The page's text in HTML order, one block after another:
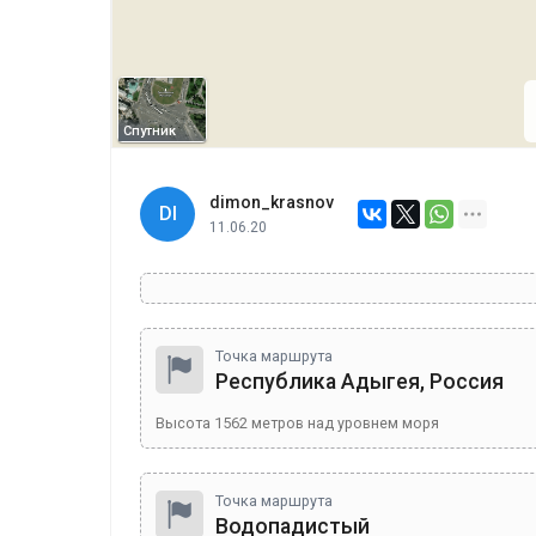
Спутник
DI
dimon_krasnov
11.06.20
Точка маршрута
Республика Адыгея, Россия
Высота 1562 метров над уровнем моря
Точка маршрута
Водопадистый